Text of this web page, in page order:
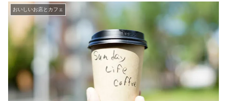
おいしいお店とカフェ